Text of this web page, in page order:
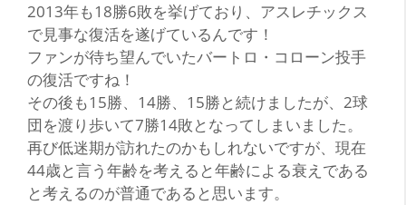
2013年も18勝6敗を挙げており、アスレチックス
で見事な復活を遂げているんです！
ファンが待ち望んでいたバートロ・コローン投手
の復活ですね！
その後も15勝、14勝、15勝と続けましたが、2球
団を渡り歩いて7勝14敗となってしまいました。
再び低迷期が訪れたのかもしれないですが、現在
44歳と言う年齢を考えると年齢による衰えである
と考えるのが普通であると思います。